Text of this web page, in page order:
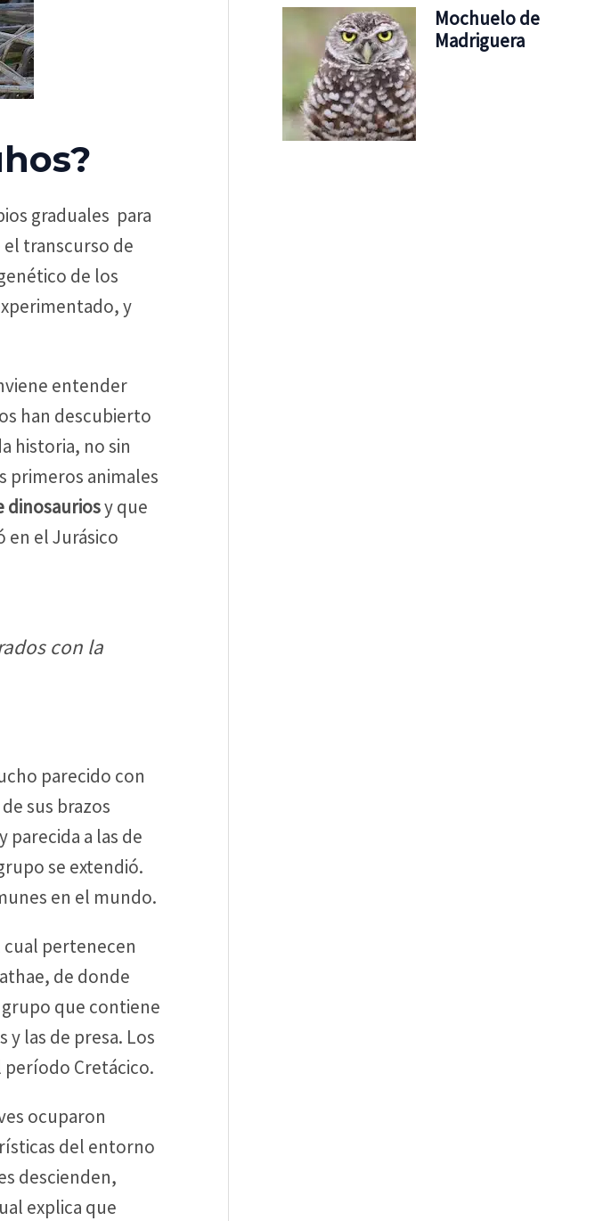
graduales para
transcurso de
de los
y
entender
han descubierto
historia, no sin
primeros animales
dinosauriosy que
en el Jurásico
con la
parecido con
sus brazos
a las de
se extendió.
en el mundo.
cual pertenecen
de donde
que contiene
y las de presa. Los
período Cretácico.
ocuparon
del entorno
descienden,
explica que
Mochuelo de
Madriguera